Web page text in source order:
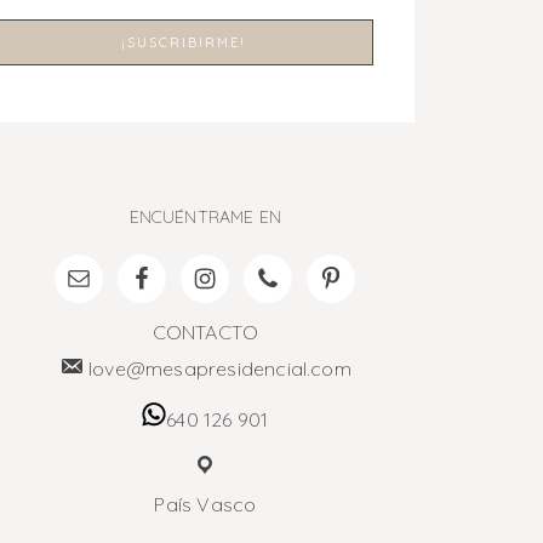
ENCUÉNTRAME EN
CONTACTO
love@mesapresidencial.com
640 126 901
País Vasco